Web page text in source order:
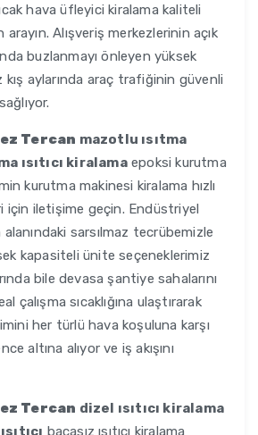
hava üfleyici kiralama kaliteli
Alışveriş merkezlerinin açık
buzlanmayı önleyen yüksek
kış aylarında araç trafiğinin güvenli
Tercan mazotlu ısıtma
ısıtıcı kiralamaepoksi kurutma
kurutma makinesi kiralama hızlı
için iletişime geçin. Endüstriyel
alanındaki sarsılmaz tecrübemizle
kapasiteli ünite seçeneklerimiz
bile devasa şantiye sahalarını
çalışma sıcaklığına ulaştırarak
her türlü hava koşuluna karşı
altına alıyor ve iş akışını
Tercan dizel ısıtıcı kiralama
bacasız ısıtıcı kiralama